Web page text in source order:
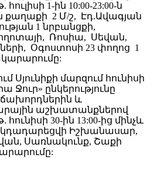
1-ին 10:00-23:00-ն
քաղաքի 2 Մ/շ, Էդ.Ավագյան
1 նրբանցքի,
Ռոսիա, Սեվան,
Օգոստոսի 23 փողոց 1
Սյունիքի մարզում հունիսի
Ջուր» ընկերությունը
և
աշխատանքներով
30-ին 13:00-ից մինչև
ն կդադարեցվի Իշխանասար,
Սառնակունք, Շաքի